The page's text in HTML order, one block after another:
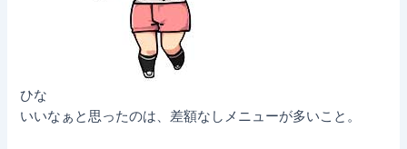
ひな
いいなぁと思ったのは、差額なしメニューが多いこと。